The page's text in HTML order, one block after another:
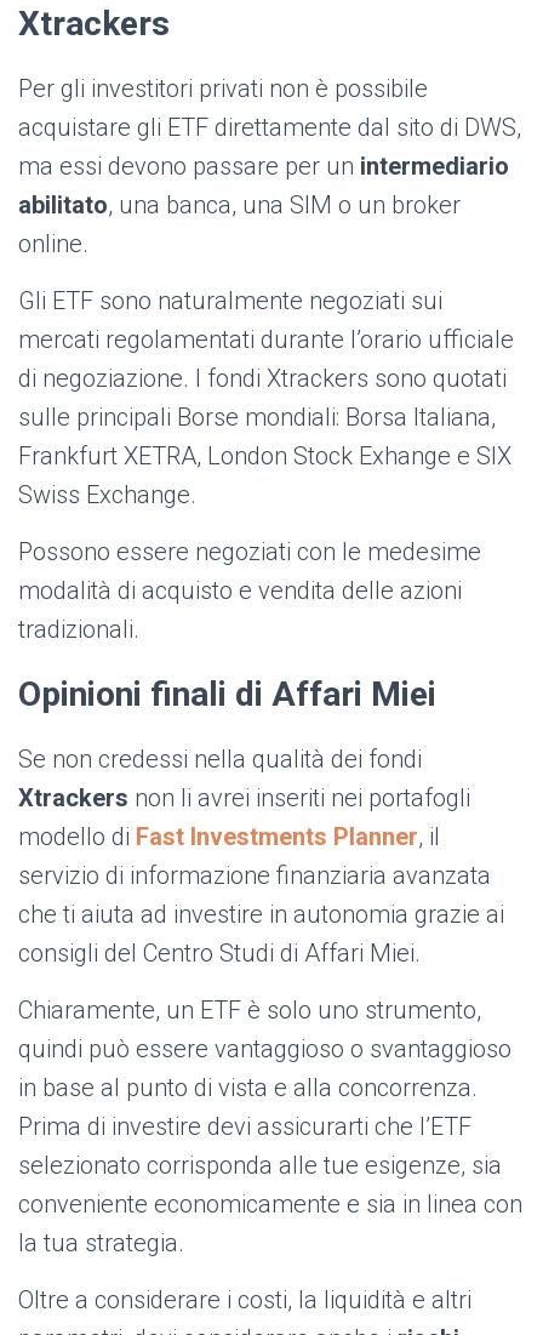
Xtrackers
Per gli investitori privati non è possibile
acquistare gli ETF direttamente dal sito di DWS,
ma essi devono passare per un intermediario
abilitato, una banca, una SIM o un broker
online.
Gli ETF sono naturalmente negoziati sui
mercati regolamentati durante l’orario ufficiale
di negoziazione. I fondi Xtrackers sono quotati
sulle principali Borse mondiali: Borsa Italiana,
Frankfurt XETRA, London Stock Exhange e SIX
Swiss Exchange.
Possono essere negoziati con le medesime
modalità di acquisto e vendita delle azioni
tradizionali.
Opinioni finali di Affari Miei
Se non credessi nella qualità dei fondi
Xtrackers non li avrei inseriti nei portafogli
modello di Fast Investments Planner, il
servizio di informazione finanziaria avanzata
che ti aiuta ad investire in autonomia grazie ai
consigli del Centro Studi di Affari Miei.
Chiaramente, un ETF è solo uno strumento,
quindi può essere vantaggioso o svantaggioso
in base al punto di vista e alla concorrenza.
Prima di investire devi assicurarti che l’ETF
selezionato corrisponda alle tue esigenze, sia
conveniente economicamente e sia in linea con
la tua strategia.
Oltre a considerare i costi, la liquidità e altri